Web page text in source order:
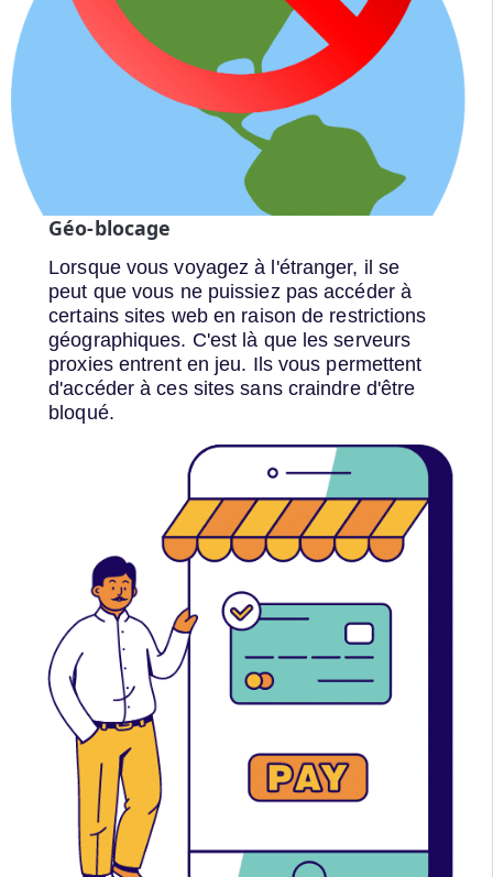
Géo-blocage
Lorsque vous voyagez à l'étranger, il se
peut que vous ne puissiez pas accéder à
certains sites web en raison de restrictions
géographiques. C'est là que les serveurs
proxies entrent en jeu. Ils vous permettent
d'accéder à ces sites sans craindre d'être
bloqué.